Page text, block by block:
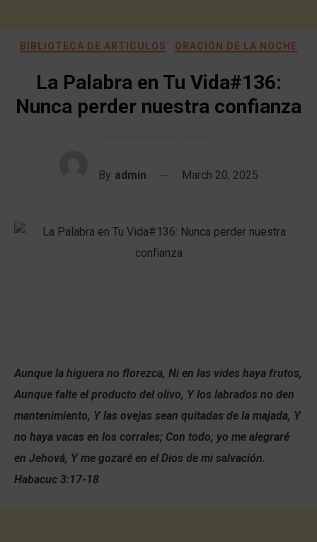
BIBLIOTECA DE ARTICULOS ORACIÓN DE LA NOCHE
La Palabra en Tu Vida#136:
Nunca perder nuestra confianza
By admin March 20, 2025
Aunque la higuera no florezca, Ni en las vides haya frutos,
Aunque falte el producto del olivo, Y los labrados no den
mantenimiento, Y las ovejas sean quitadas de la majada, Y
no haya vacas en los corrales; Con todo, yo me alegraré
en Jehová, Y me gozaré en el Dios de mi salvación.
Habacuc 3:17-18